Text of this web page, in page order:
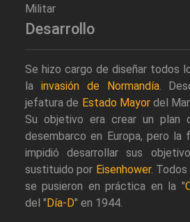
Militar
Desarrollo
Se hizo cargo de diseñar todos
la invasión de Normandía.
jefatura de Estado Mayordel
Su objetivo era crear un plan
desembarco en Europa, pero
impidió desarrollar sus
sustituido por Eisenhower.
se pusieron en práctica en la "
del " Día-D" en 1944.